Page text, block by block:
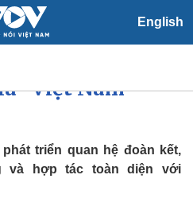
English
Xã hội
Tin 24h
các nghị sỹ hữu
Việt Nam
triển quan hệ đoàn kết,
và hợp tác toàn diện với